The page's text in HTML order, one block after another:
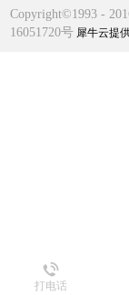
Copyright©1993 -
16051720号 犀牛云提
打电话